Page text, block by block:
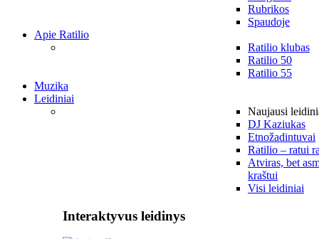
Rubrikos
Spaudoje
Apie Ratilio
Ratilio klubas
Ratilio 50
Ratilio 55
Muzika
Leidiniai
Naujausi
DJ Kaziukas
Etnožadintuvai
Ratilio – ratui
Atviras, bet
kraštui
Visi leidiniai
Interaktyvus leidinys